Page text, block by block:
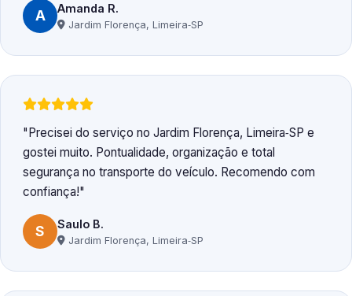
A Amanda R.
Jardim Florença, Limeira‑SP
Precisei do serviço no Jardim Florença, Limeira‑SP e
gostei muito. Pontualidade, organização e total
segurança no transporte do veículo. Recomendo com
confiança!
S Saulo B.
Jardim Florença, Limeira‑SP